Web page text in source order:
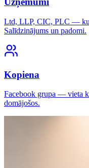
Ltd, LLP, CIC, PLC —
Salīdzinājums un padomi.
Kopiena
Facebook grupa — vieta
domājošos.